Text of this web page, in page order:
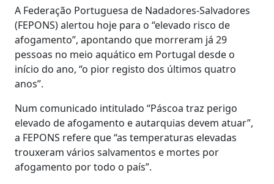
A Federação Portuguesa de Nadadores-Salvadores
(FEPONS) alertou hoje para o “elevado risco de
afogamento”, apontando que morreram já 29
pessoas no meio aquático em Portugal desde o
início do ano, “o pior registo dos últimos quatro
anos”.
Num comunicado intitulado “Páscoa traz perigo
elevado de afogamento e autarquias devem atuar”,
a FEPONS refere que “as temperaturas elevadas
trouxeram vários salvamentos e mortes por
afogamento por todo o país”.